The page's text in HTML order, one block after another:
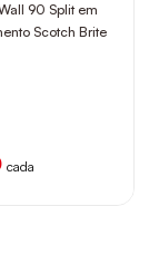
90 Split em
Scotch Brite
cada